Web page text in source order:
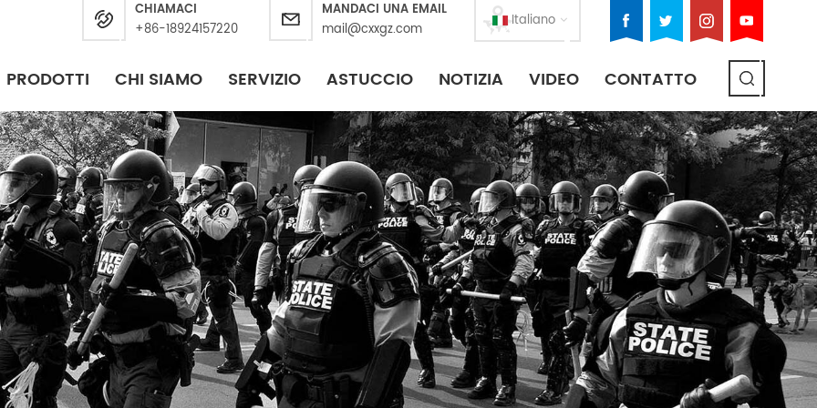
Italiano
CHIAMACI
+86-18924157220
MANDACI UNA EMAIL
mail@cxxgz.com
PRODOTTI CHI SIAMO SERVIZIO ASTUCCIO NOTIZIA VIDEO CONTATTO